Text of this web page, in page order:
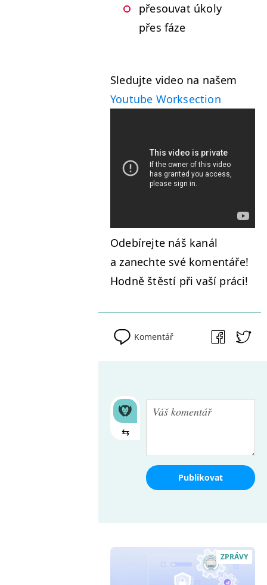
pře­sou­vat úkoly
přes fáze
Sle­du­jte video na našem
Youtube Work­sec­tion
Ode­bíre­jte náš kanál
a zanechte své komen­táře!
Hod­ně štěstí při vaší práci!
Komentář
⇆
Publikovat
ZPRÁVY